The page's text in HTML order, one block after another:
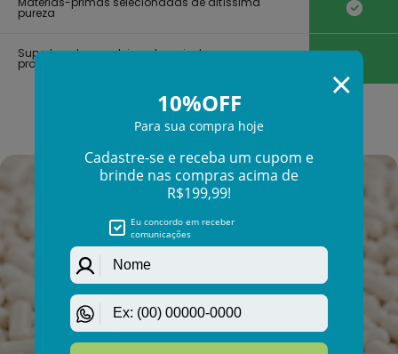
pureza
Suporte e desenvolvimento guiado por
profissionais da saúde